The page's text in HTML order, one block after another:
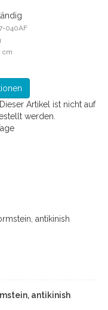
040AF
cm
Dieser Artikel ist nicht auf
werden.
antikinish